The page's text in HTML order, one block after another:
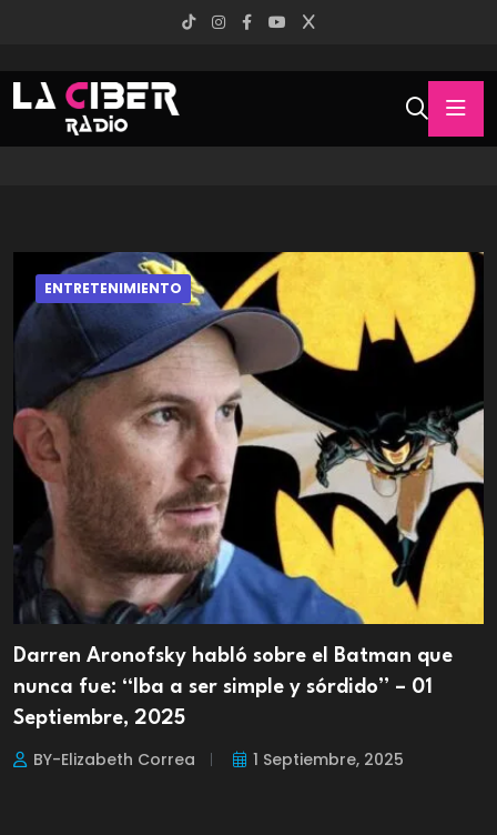
ENTRETENIMIENTO
Darren Aronofsky habló sobre el Batman que
nunca fue: “Iba a ser simple y sórdido” – 01
Septiembre, 2025
BY-Elizabeth Correa 1 Septiembre, 2025